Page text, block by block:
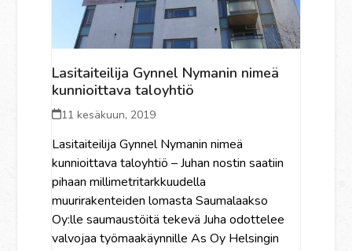
Lasitaiteilija Gynnel Nymanin nimeä
kunnioittava taloyhtiö
11 kesäkuun, 2019
Lasitaiteilija Gynnel Nymanin nimeä
kunnioittava taloyhtiö – Juhan nostin saatiin
pihaan millimetritarkkuudella
muurirakenteiden lomasta Saumalaakso
Oy:lle saumaustöitä tekevä Juha odottelee
valvojaa työmaakäynnille As Oy Helsingin